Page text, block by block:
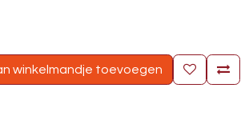
winkelmandje toevoegen